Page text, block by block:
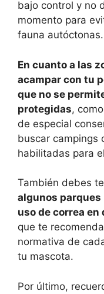
bajo control y no
momento para
fauna autóctonas.
En cuanto a las
acampar con tu
que no se
protegidas,
de especial
buscar campings
habilitadas para
También debes
algunos
uso de correa
que te
normativa de
tu mascota.
Por último,